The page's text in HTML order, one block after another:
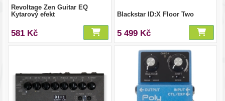
Revoltage Zen Guitar EQ
Kytarový efekt
581 Kč
Blackstar ID:X Floor Two
5 499 Kč